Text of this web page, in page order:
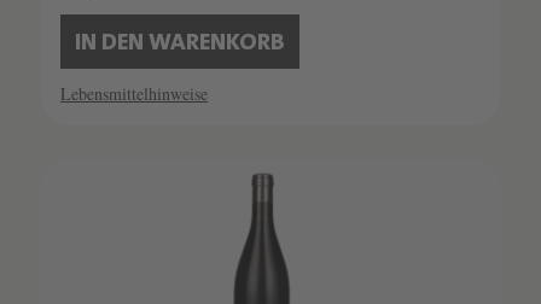
IN DEN WARENKORB
Lebensmittelhinweise